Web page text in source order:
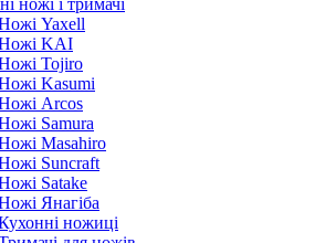
ножі і тримачі
Yaxell
KAI
Tojiro
Kasumi
Arcos
Samura
Masahiro
Suncraft
Satake
Янагіба
ножиці